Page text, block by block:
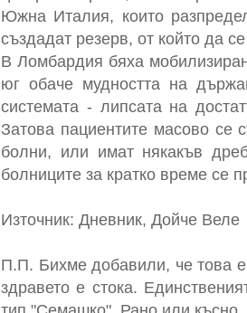
Южна Италия, които
създадат резерв, от който да
В Ломбардия бяха
юг обаче мудността на
системата - липсата на
Затова пациентите масово се
болни, или имат някакъв
болниците за кратко време се
Източник: Дневник, Дойче Веле
П.П. Бихме добавили, че това е
здравето е стока.